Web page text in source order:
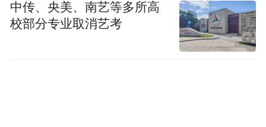
中传、央美、南艺等多所高
校部分专业取消艺考